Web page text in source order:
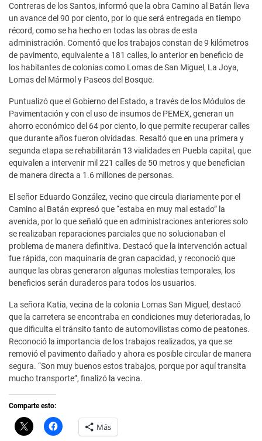
Contreras de los Santos, informó que la obra Camino al Batán lleva
un avance del 90 por ciento, por lo que será entregada en tiempo
récord, como se ha hecho en todas las obras de esta
administración. Comentó que los trabajos constan de 9 kilómetros
de pavimento, equivalente a 181 calles, lo anterior en beneficio de
los habitantes de colonias como Lomas de San Miguel, La Joya,
Lomas del Mármol y Paseos del Bosque.
Puntualizó que el Gobierno del Estado, a través de los Módulos de
Pavimentación y con el uso de insumos de PEMEX, generan un
ahorro económico del 64 por ciento, lo que permite recuperar calles
que durante años fueron olvidadas. Resaltó que en una primera y
segunda etapa se rehabilitarán 13 vialidades en Puebla capital, que
equivalen a intervenir mil 221 calles de 50 metros y que benefician
de manera directa a 1.6 millones de personas.
El señor Eduardo González, vecino que circula diariamente por el
Camino al Batán expresó que “estaba en muy mal estado” la
avenida, por lo que señaló que en administraciones anteriores solo
se realizaban reparaciones parciales que no solucionaban el
problema de manera definitiva. Destacó que la intervención actual
fue rápida, con maquinaria de gran capacidad, y reconoció que
aunque las obras generaron algunas molestias temporales, los
beneficios serán duraderos para todos los usuarios.
La señora Katia, vecina de la colonia Lomas San Miguel, destacó
que la carretera se encontraba en condiciones muy deterioradas, lo
que dificulta el tránsito tanto de automovilistas como de peatones.
Reconoció la importancia de los trabajos realizados, ya que se
removió el pavimento dañado y ahora es posible circular de manera
segura. “Son muy buenos estos trabajos, porque por aquí transita
mucho transporte”, finalizó la vecina.
Comparte esto:
C
l
H
a Más